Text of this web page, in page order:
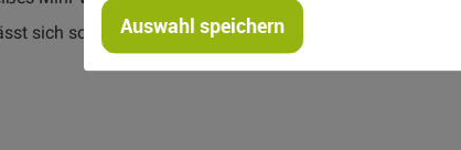
Auswahl speichern
sich schnell mit ein paar Stichen aufnähen.